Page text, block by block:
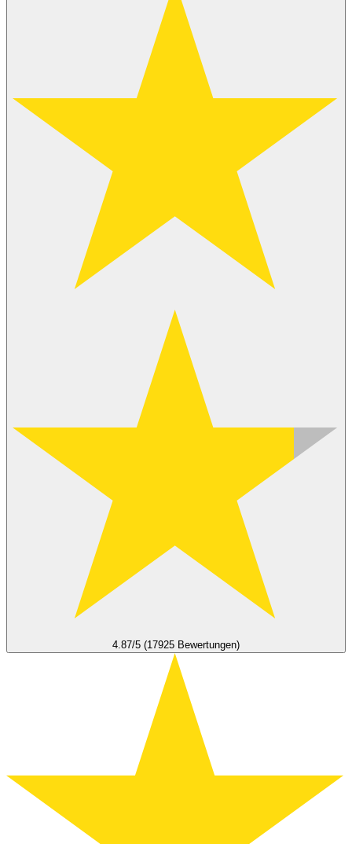
4.87/5 (17925 Bewertungen)